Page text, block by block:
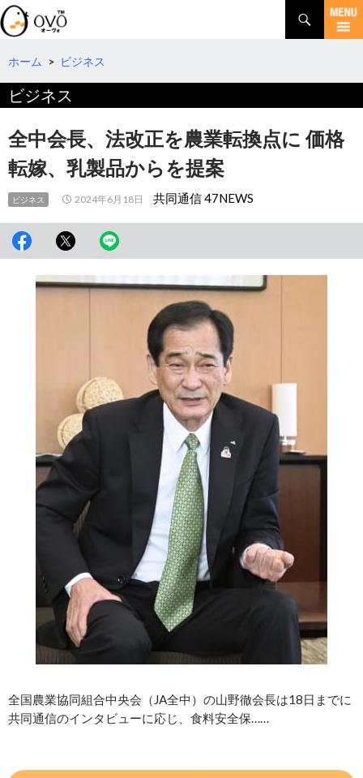
検
索
コ
テ
へ
動
ホーム > ビジネス
ビジネス
全中会長、法改正を農業転換点に 価格
転嫁、乳製品からを提案
ビジネス 2024年6月18日 共同通信 47NEWS
全国農業協同組合中央会（JA全中）の山野徹会長は18日までに
共同通信のインタビューに応じ、食料安全保……